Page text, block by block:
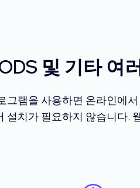
및 기타 여
그램을 사용하면 온라인에
설치가 필요하지 않습니다.